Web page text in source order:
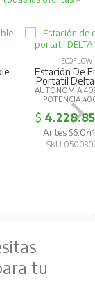
ECOFLOW
Estación De
Portatil Delta
AUTONOMÍA
POTENCIA
$
Antes
SKU
tu